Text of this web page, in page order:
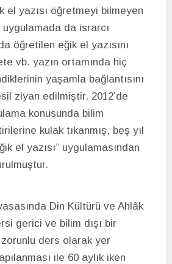
el yazısı öğretmeyi bilmeyen
da israrcı
öğretilen eğik el yazısını
vb. yazın ortamında hiç
yaşamla bağlantısını
ziyan edilmiştir. 2012’de
konusunda bilim
kulak tıkanmış, beş yıl
el yazısı” uygulamasından
Din Kültürü ve Ahlâk
gerici ve bilim dışı bir
ders olarak yer
ile 60 aylık iken